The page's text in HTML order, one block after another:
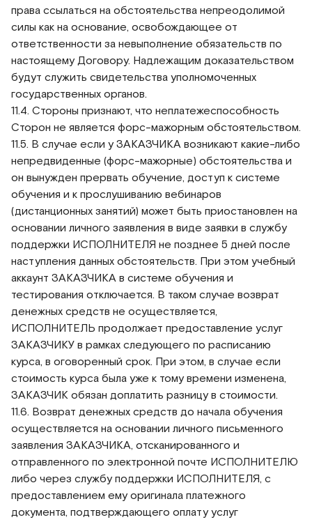
права ссылаться на обстоятельства непреодолимой
силы как на основание, освобождающее от
ответственности за невыполнение обязательств по
настоящему Договору. Надлежащим доказательством
будут служить свидетельства уполномоченных
государственных органов.
11.4. Стороны признают, что неплатежеспособность
Сторон не является форс-мажорным обстоятельством.
11.5. В случае если у ЗАКАЗЧИКА возникают какие-либо
непредвиденные (форс-мажорные) обстоятельства и
он вынужден прервать обучение, доступ к системе
обучения и к прослушиванию вебинаров
(дистанционных занятий) может быть приостановлен на
основании личного заявления в виде заявки в службу
поддержки ИСПОЛНИТЕЛЯ не позднее 5 дней после
наступления данных обстоятельств. При этом учебный
аккаунт ЗАКАЗЧИКА в системе обучения и
тестирования отключается. В таком случае возврат
денежных средств не осуществляется,
ИСПОЛНИТЕЛЬ продолжает предоставление услуг
ЗАКАЗЧИКУ в рамках следующего по расписанию
курса, в оговоренный срок. При этом, в случае если
стоимость курса была уже к тому времени изменена,
ЗАКАЗЧИК обязан доплатить разницу в стоимости.
11.6. Возврат денежных средств до начала обучения
осуществляется на основании личного письменного
заявления ЗАКАЗЧИКА, отсканированного и
отправленного по электронной почте ИСПОЛНИТЕЛЮ
либо через службу поддержки ИСПОЛНИТЕЛЯ, с
предоставлением ему оригинала платежного
документа, подтверждающего оплату услуг